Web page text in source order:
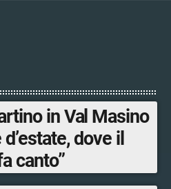
in Val Masino
dove il
canto”